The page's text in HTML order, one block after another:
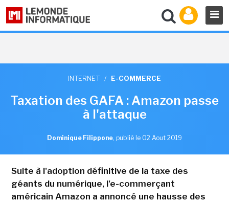
INTERNET / E-COMMERCE
Taxation des GAFA : Amazon passe
à l'attaque
Dominique Filippone, publié le 02 Aout 2019
Suite à l'adoption définitive de la taxe des
géants du numérique, l'e-commerçant
américain Amazon a annoncé une hausse des